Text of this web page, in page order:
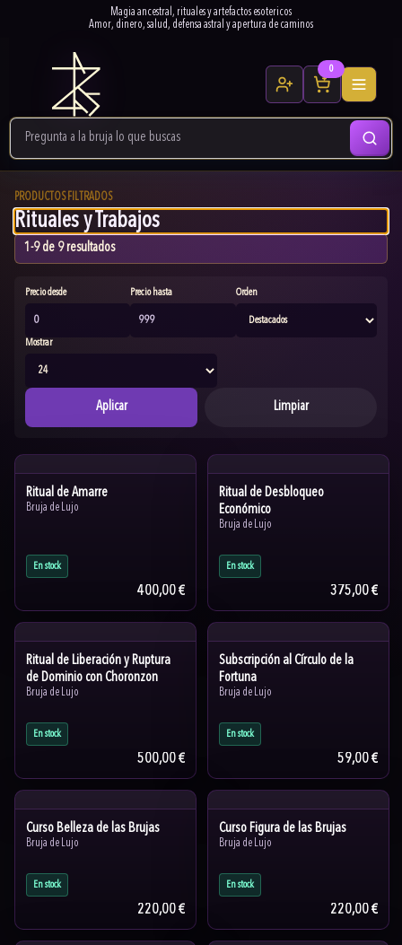
Magia ancestral, rituales y artefactos esotericos
Amor, dinero, salud, defensa astral y apertura de caminos
0
PRODUCTOS FILTRADOS
Rituales y Trabajos
1-9 de 9 resultados
Precio desde Precio hasta Orden
Mostrar
Aplicar Limpiar
Ritual de Amarre
Bruja de Lujo
En stock
400,00 €
Ritual de Desbloqueo
Económico
Bruja de Lujo
En stock
375,00 €
Ritual de Liberación y Ruptura
de Dominio con Choronzon
Bruja de Lujo
En stock
500,00 €
Subscripción al Círculo de la
Fortuna
Bruja de Lujo
En stock
59,00 €
Curso Belleza de las Brujas
Bruja de Lujo
En stock
220,00 €
Curso Figura de las Brujas
Bruja de Lujo
En stock
220,00 €